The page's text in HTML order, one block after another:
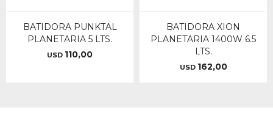
BATIDORA PUNKTAL
PLANETARIA 5 LTS.
USD 110,00
BATIDORA XION
PLANETARIA 1400W 6.5
LTS.
USD 162,00